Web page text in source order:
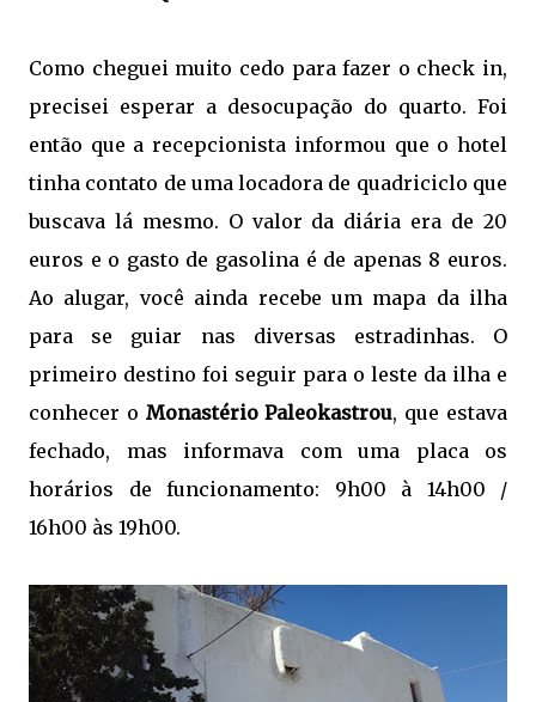
Como cheguei muito cedo para fazer o check in,
precisei esperar a desocupação do quarto. Foi
então que a recepcionista informou que o hotel
tinha contato de uma locadora de quadriciclo que
buscava lá mesmo. O valor da diária era de 20
euros e o gasto de gasolina é de apenas 8 euros.
Ao alugar, você ainda recebe um mapa da ilha
para se guiar nas diversas estradinhas. O
primeiro destino foi seguir para o leste da ilha e
conhecer o Monastério Paleokastrou, que estava
fechado, mas informava com uma placa os
horários de funcionamento: 9h00 à 14h00 /
16h00 às 19h00.